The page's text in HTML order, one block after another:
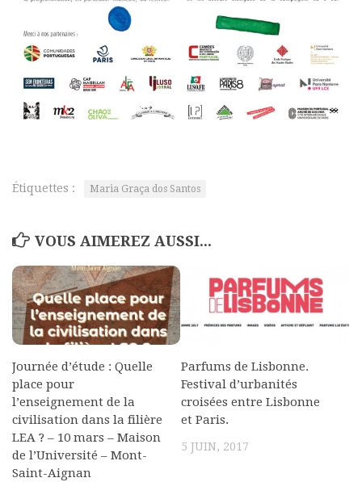
Étiquettes : Maria Graça dos Santos
VOUS AIMEREZ AUSSI...
Journée d’étude : Quelle
place pour
l’enseignement de la
civilisation dans la filière
LEA ? – 10 mars – Maison
de l’Université – Mont-
Saint-Aignan
Parfums de Lisbonne.
Festival d’urbanités
croisées entre Lisbonne
et Paris.
5 JUIN, 2017